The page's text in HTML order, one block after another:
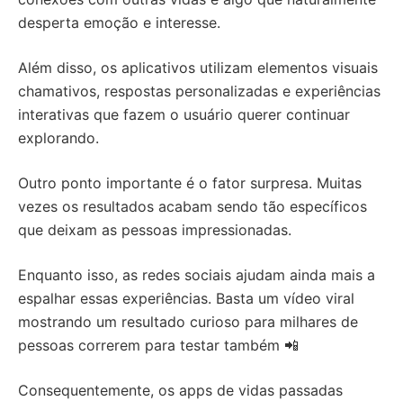
desperta emoção e interesse.
Além disso, os aplicativos utilizam elementos visuais
chamativos, respostas personalizadas e experiências
interativas que fazem o usuário querer continuar
explorando.
Outro ponto importante é o fator surpresa. Muitas
vezes os resultados acabam sendo tão específicos
que deixam as pessoas impressionadas.
Enquanto isso, as redes sociais ajudam ainda mais a
espalhar essas experiências. Basta um vídeo viral
mostrando um resultado curioso para milhares de
pessoas correrem para testar também 📲
Consequentemente, os apps de vidas passadas